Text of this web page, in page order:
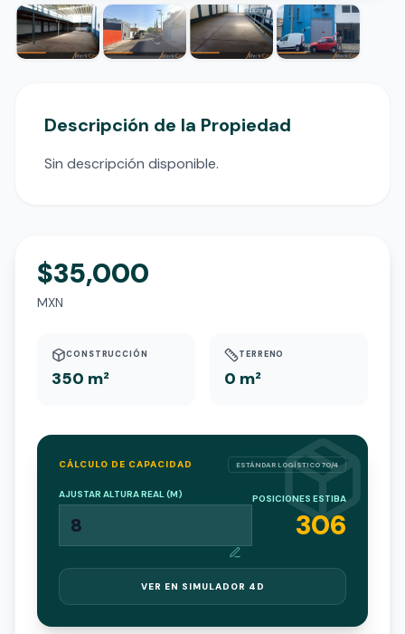
Descripción de la Propiedad
Sin descripción disponible.
$35,000
MXN
CONSTRUCCIÓN
350 m²
TERRENO
0 m²
CÁLCULO DE CAPACIDAD ESTÁNDAR LOGÍSTICO 70/4
AJUSTAR ALTURA REAL (M) POSICIONES ESTIBA
306
VER EN SIMULADOR 4D